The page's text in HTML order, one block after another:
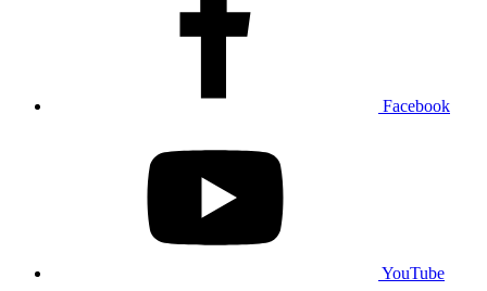
Facebook
YouTube